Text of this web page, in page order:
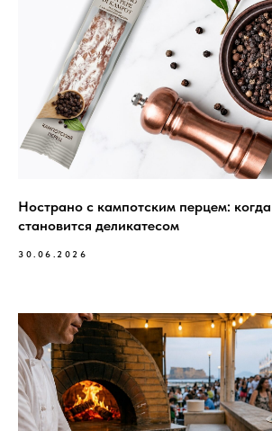
Нострано с кампотским перцем:
становится деликатесом
30.06.2026